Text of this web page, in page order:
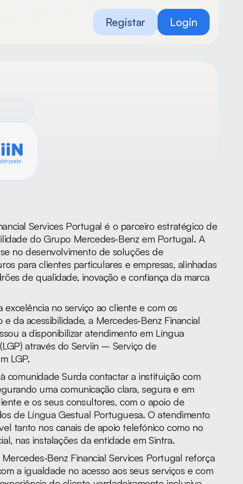
Registar Login
Services Portugal é o parceiro estratégico de
do Grupo Mercedes‑Benz em Portugal. A
no desenvolvimento de soluções de
para clientes particulares e empresas, alinhadas
de qualidade, inovação e confiança da marca
excelência no serviço ao cliente e com os
da acessibilidade, a Mercedes‑Benz Financial
a disponibilizar atendimento em Língua
através do Serviin – Serviço de
LGP.
comunidade Surda contactar a instituição com
uma comunicação clara, segura e em
e os seus consultores, com o apoio de
de Língua Gestual Portuguesa. O atendimento
tanto nos canais de apoio telefónico como no
nas instalações da entidade em Sintra.
Financial Services Portugal reforça
a igualdade no acesso aos seus serviços e com